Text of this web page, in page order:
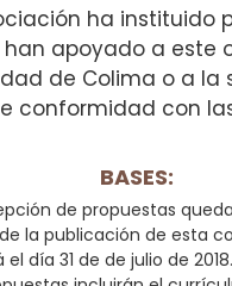
ha instituido
apoyado a este
de Colima o a la
conformidad con
BASES:
de propuestas
la publicación de esta
el día 31 de de julio de 2018.